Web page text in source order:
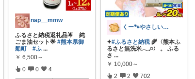
nap__mmw
ふるさと納税返礼品🌟 純
ごま油セット🌟#熊本県御
船町
#ふ ...
￥ 6,500～
0 0 4
くー🐾やさしいものと健やか暮らし☕️
✦#ふるさと納税🌾〈熊本ふ
るさと無洗米𓂃𓈒𓏸〉 。 ふる
さ ...
￥ 10,000～
2 2 702